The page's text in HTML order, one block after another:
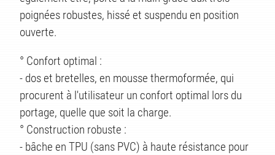
poignées robustes, hissé et suspendu en position
ouverte.
° Confort optimal :
- dos et bretelles, en mousse thermoformée, qui
procurent à l'utilisateur un confort optimal lors du
portage, quelle que soit la charge.
° Construction robuste :
- bâche en TPU (sans PVC) à haute résistance pour